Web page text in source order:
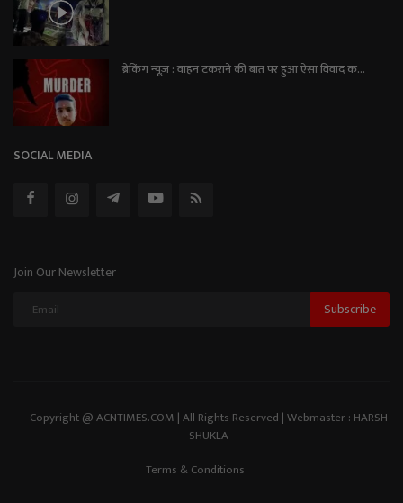
ब्रेकिंग न्यूज़ : वाहन टकराने की बात पर हुआ ऐसा विवाद क...
SOCIAL MEDIA
Join Our Newsletter
Subscribe
Copyright @ ACNTIMES.COM | All Rights Reserved | Webmaster : HARSH
SHUKLA
Terms & Conditions